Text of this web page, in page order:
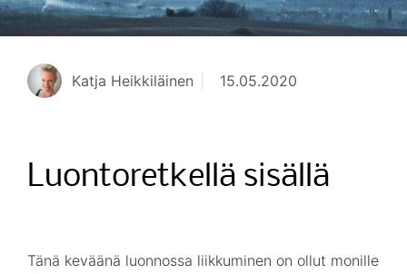
Katja Heikkiläinen 15.05.2020
Luontoretkellä sisällä
Tänä keväänä luonnossa liikkuminen on ollut monille